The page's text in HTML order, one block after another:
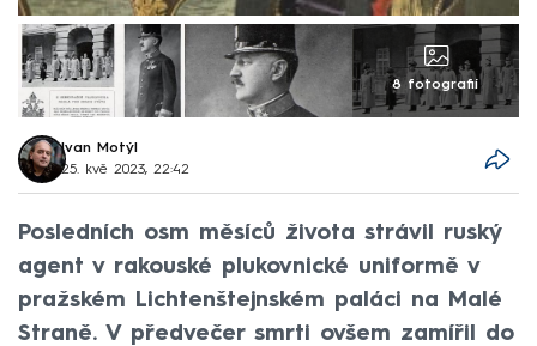
8 fotografií
Ivan Motýl
25. kvě 2023, 22:42
Posledních osm měsíců života strávil ruský
agent v rakouské plukovnické uniformě v
pražském Lichtenštejnském paláci na Malé
Straně. V předvečer smrti ovšem zamířil do